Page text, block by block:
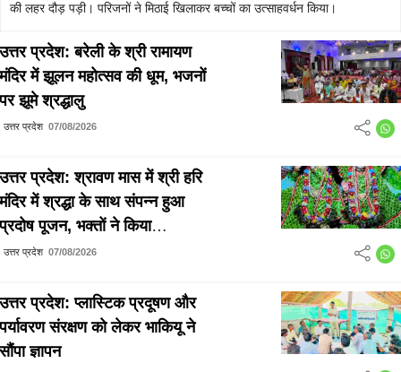
की लहर दौड़ पड़ी। परिजनों ने मिठाई खिलाकर बच्चों का उत्साहवर्धन किया।
उत्तर प्रदेश: बरेली के श्री रामायण
मंदिर में झूलन महोत्सव की धूम, भजनों
पर झूमे श्रद्धालु
उत्तर प्रदेश 07/08/2026
उत्तर प्रदेश: श्रावण मास में श्री हरि
मंदिर में श्रद्धा के साथ संपन्न हुआ
प्रदोष पूजन, भक्तों ने किया
जलाभिषेक
उत्तर प्रदेश 07/08/2026
उत्तर प्रदेश: प्लास्टिक प्रदूषण और
पर्यावरण संरक्षण को लेकर भाकियू ने
सौंपा ज्ञापन